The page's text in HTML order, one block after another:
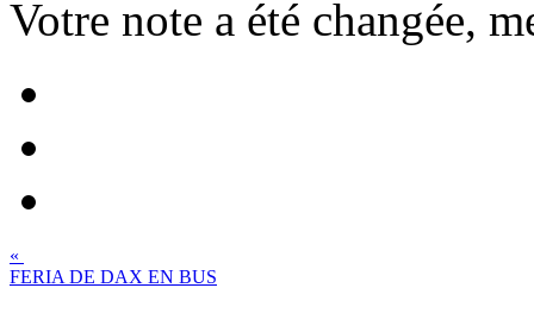
Votre note a été changée,
«
FERIA DE DAX EN BUS